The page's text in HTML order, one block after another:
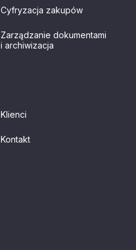
Cyfryzacja zakupów
Zarządzanie dokumentami
i archiwizacja
Klienci
Kontakt